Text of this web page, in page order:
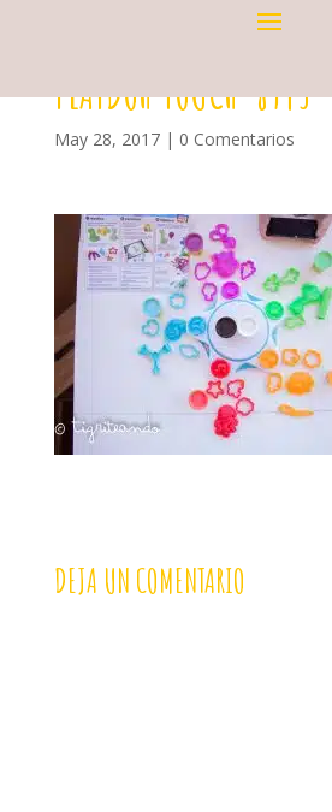
PLAYDOH TOUCH-8943
May 28, 2017| 0 Comentarios
DEJA UN COMENTARIO